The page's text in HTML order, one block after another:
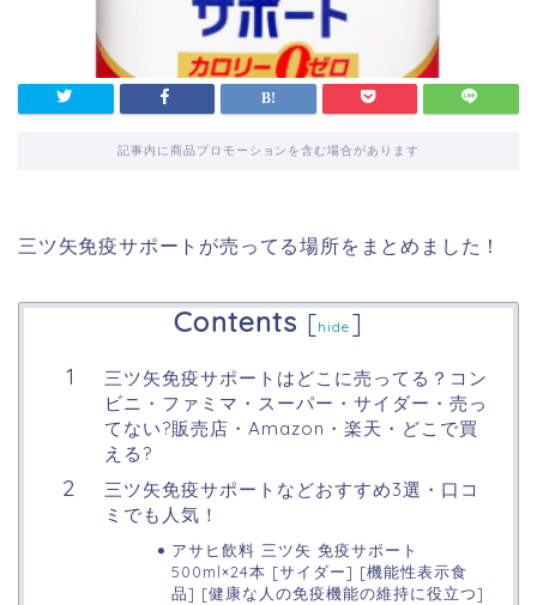
記事内に商品プロモーションを含む場合があります
三ツ矢免疫サポートが売ってる場所をまとめました！
Contents [hide ]
三ツ矢免疫サポートはどこに売ってる？コン
ビニ・ファミマ・スーパー・サイダー・売っ
てない?販売店・Amazon・楽天・どこで買
える?
三ツ矢免疫サポートなどおすすめ3選・口コ
ミでも人気！
アサヒ飲料 三ツ矢 免疫サポート
500ml×24本 [サイダー] [機能性表示食
品] [健康な人の免疫機能の維持に役立つ]